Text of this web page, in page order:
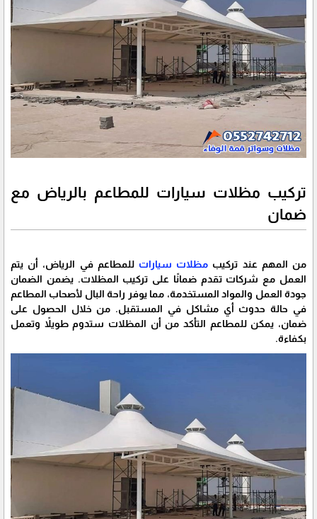
تركيب مظلات سيارات للمطاعم بالرياض مع
ضمان
من المهم عند تركيب مظلات سيارات للمطاعم في الرياض، أن يتم
العمل مع شركات تقدم ضمانًا على تركيب المظلات. يضمن الضمان
جودة العمل والمواد المستخدمة، مما يوفر راحة البال لأصحاب المطاعم
في حالة حدوث أي مشاكل في المستقبل. من خلال الحصول على
ضمان، يمكن للمطاعم التأكد من أن المظلات ستدوم طويلاً وتعمل
بكفاءة.